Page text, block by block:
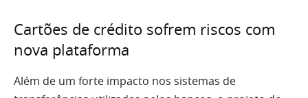
Cartões de crédito sofrem riscos com
nova plataforma
Além de um forte impacto nos sistemas de